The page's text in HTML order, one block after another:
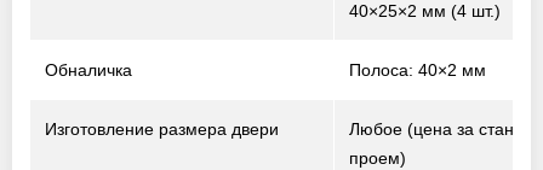
40×25×2 мм (4 шт.)
Обналичка Полоса: 40×2 мм
Изготовление размера двери
Любое (цена за
проем)